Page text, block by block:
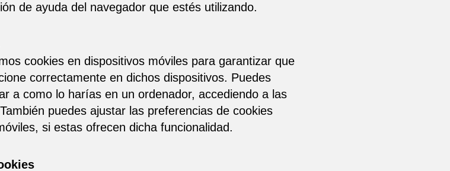
de ayuda del navegador que estés utilizando.
cookies en dispositivos móviles para garantizar que
correctamente en dichos dispositivos. Puedes
a como lo harías en un ordenador, accediendo a las
puedes ajustar las preferencias de cookies
si estas ofrecen dicha funcionalidad.